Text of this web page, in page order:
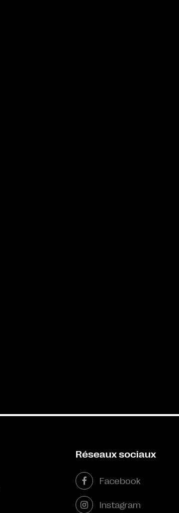
Réseaux sociaux
Facebook
Instagram